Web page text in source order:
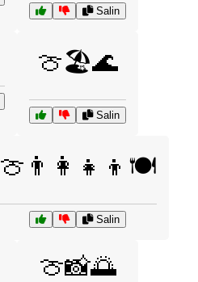
Salin
🍈🏖️🌊
Salin
🍈👨‍👩‍👧‍👦🍽️
Salin
🍈📸🌅